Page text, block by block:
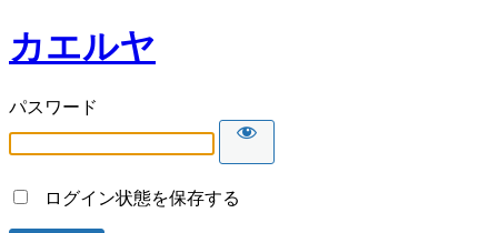
カエルヤ
パスワード
ログイン状態を保存する